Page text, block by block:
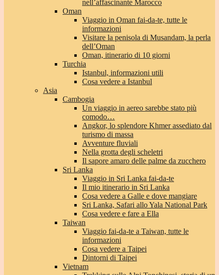
nell’affascinante Marocco
Oman
Viaggio in Oman fai-da-te, tutte le
informazioni
Visitare la penisola di Musandam, la perla
dell’Oman
Oman, itinerario di 10 giorni
Turchia
Istanbul, informazioni utili
Cosa vedere a Istanbul
Asia
Cambogia
Un viaggio in aereo sarebbe stato più
comodo…
Angkor, lo splendore Khmer assediato dal
turismo di massa
Avventure fluviali
Nella grotta degli scheletri
Il sapore amaro delle palme da zucchero
Sri Lanka
Viaggio in Sri Lanka fai-da-te
Il mio itinerario in Sri Lanka
Cosa vedere a Galle e dove mangiare
Sri Lanka, Safari allo Yala National Park
Cosa vedere e fare a Ella
Taiwan
Viaggio fai-da-te a Taiwan, tutte le
informazioni
Cosa vedere a Taipei
Dintorni di Taipei
Vietnam